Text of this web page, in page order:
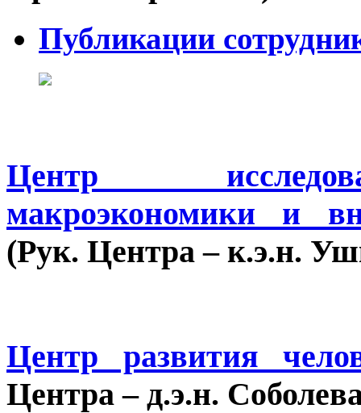
Публикации
Центр
макроэкономики и
(Рук. Центра – к.э.н.
Центр развития
Центра – д.э.н.